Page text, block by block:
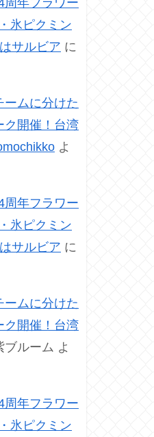
周年フラワー
氷ピクミン
サルビア に
ームに分けた
ク開催！台湾
よ
周年フラワー
氷ピクミン
サルビア に
ームに分けた
ク開催！台湾
ブルーム よ
周年フラワー
氷ピクミン